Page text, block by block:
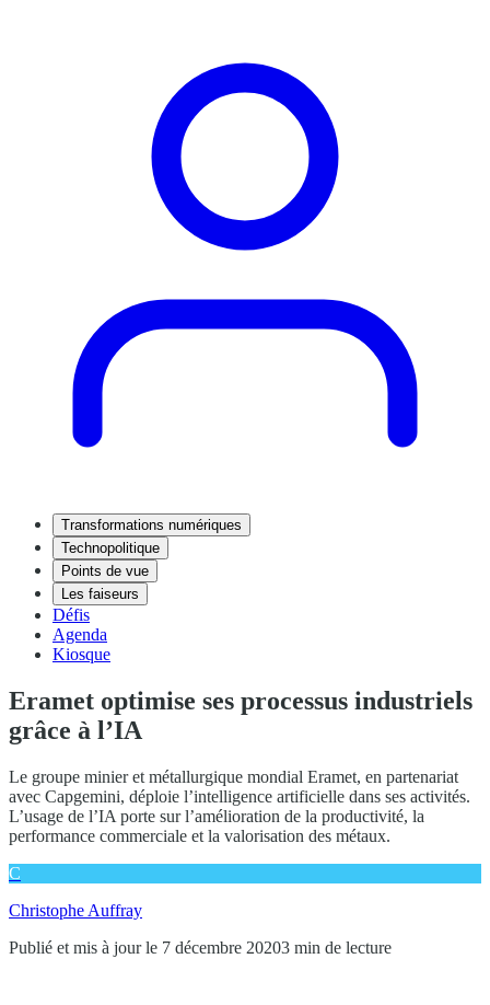
Transformations numériques
Technopolitique
Points de vue
Les faiseurs
Défis
Agenda
Kiosque
Eramet optimise ses processus industriels
grâce à l’IA
Le groupe minier et métallurgique mondial Eramet, en partenariat
avec Capgemini, déploie l’intelligence artificielle dans ses activités.
L’usage de l’IA porte sur l’amélioration de la productivité, la
performance commerciale et la valorisation des métaux.
C
Christophe Auffray
Publié et mis à jour le 7 décembre 20203 min de lecture